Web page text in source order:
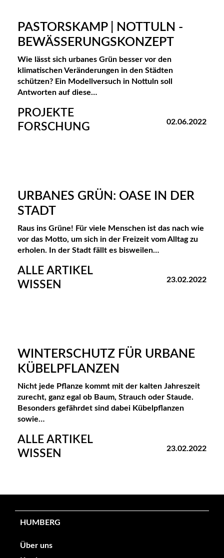
PASTORSKAMP | NOTTULN -
BEWÄSSERUNGSKONZEPT
Wie lässt sich urbanes Grün besser vor den
klimatischen Veränderungen in den Städten
schützen? Ein Modellversuch in Nottuln soll
Antworten auf diese…
PROJEKTE
FORSCHUNG
02.06.2022
URBANES GRÜN: OASE IN DER
STADT
Raus ins Grüne! Für viele Menschen ist das nach wie
vor das Motto, um sich in der Freizeit vom Alltag zu
erholen. In der Stadt fällt es bisweilen…
ALLE ARTIKEL
WISSEN
23.02.2022
WINTERSCHUTZ FÜR URBANE
KÜBELPFLANZEN
Nicht jede Pflanze kommt mit der kalten Jahreszeit
zurecht, ganz egal ob Baum, Strauch oder Staude.
Besonders gefährdet sind dabei Kübelpflanzen
sowie…
ALLE ARTIKEL
WISSEN
23.02.2022
HUMBERG
Über uns